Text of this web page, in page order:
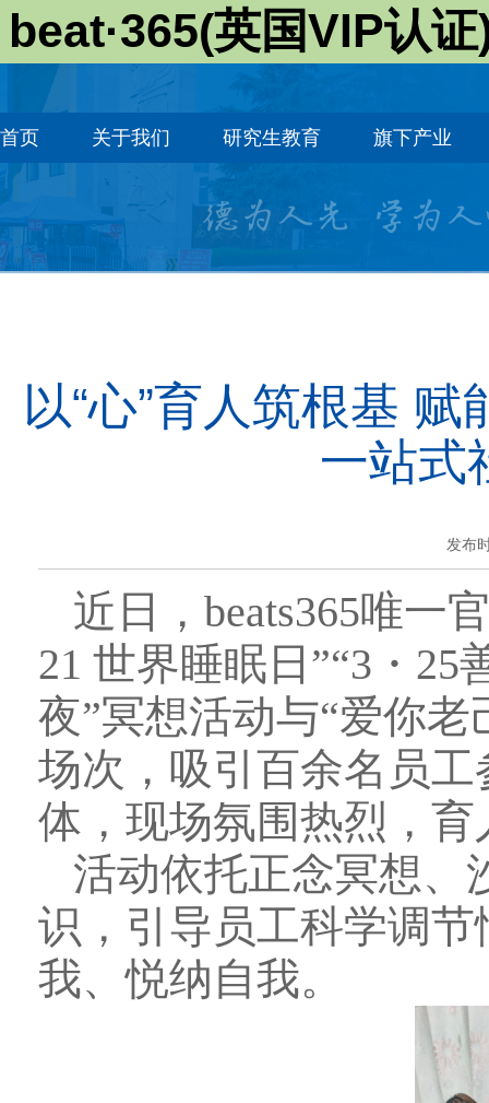
beat·365(英国VIP认
首页 关于我们 研究生教育 旗下产业
以“心”育人筑根基
一站式
发布
近日，beats365唯一
21 世界睡眠日”“3・
夜”冥想活动与“爱你
场次，吸引百余名员
体，现场氛围热烈，
活动依托正念冥想、
识，引导员工科学调
我、悦纳自我。